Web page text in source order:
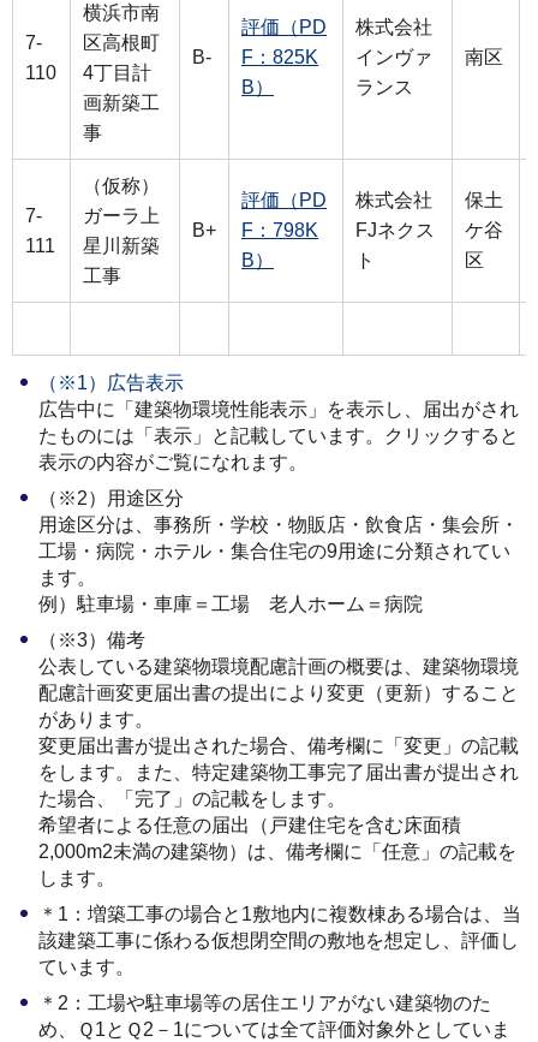
7-
110
横浜市南
区高根町
4丁目計
画新築工
事
B-
評価（PD
F：825K
B）
株式会社
インヴァ
ランス
南区
7-
111
（仮称）
ガーラ上
星川新築
工事
B+
評価（PD
F：798K
B）
株式会社
FJネクス
ト
保土
ケ谷
区
（※1）広告表示
広告中に「建築物環境性能表示」を表示し、届出がされ
たものには「表示」と記載しています。クリックすると
表示の内容がご覧になれます。
（※2）用途区分
用途区分は、事務所・学校・物販店・飲食店・集会所・
工場・病院・ホテル・集合住宅の9用途に分類されてい
ます。
例）駐車場・車庫＝工場 老人ホーム＝病院
（※3）備考
公表している建築物環境配慮計画の概要は、建築物環境
配慮計画変更届出書の提出により変更（更新）すること
があります。
変更届出書が提出された場合、備考欄に「変更」の記載
をします。また、特定建築物工事完了届出書が提出され
た場合、「完了」の記載をします。
希望者による任意の届出（戸建住宅を含む床面積
2,000m2未満の建築物）は、備考欄に「任意」の記載を
します。
＊1：増築工事の場合と1敷地内に複数棟ある場合は、当
該建築工事に係わる仮想閉空間の敷地を想定し、評価し
ています。
＊2：工場や駐車場等の居住エリアがない建築物のた
め、Ｑ1とＱ2－1については全て評価対象外としていま